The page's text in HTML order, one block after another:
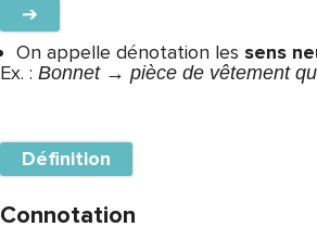
➔
On appelle dénotation les sens
Ex. : Bonnet → pièce de vêtement
Définition
Connotation